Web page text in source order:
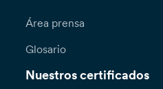
Área prensa
Glosario
Nuestros certificados